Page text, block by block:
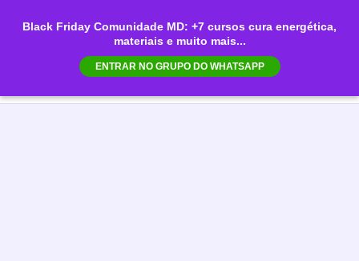
Black Friday Comunidade MD: +7 cursos cura energética,
materiais e muito mais...
ENTRAR NO GRUPO DO WHATSAPP
para